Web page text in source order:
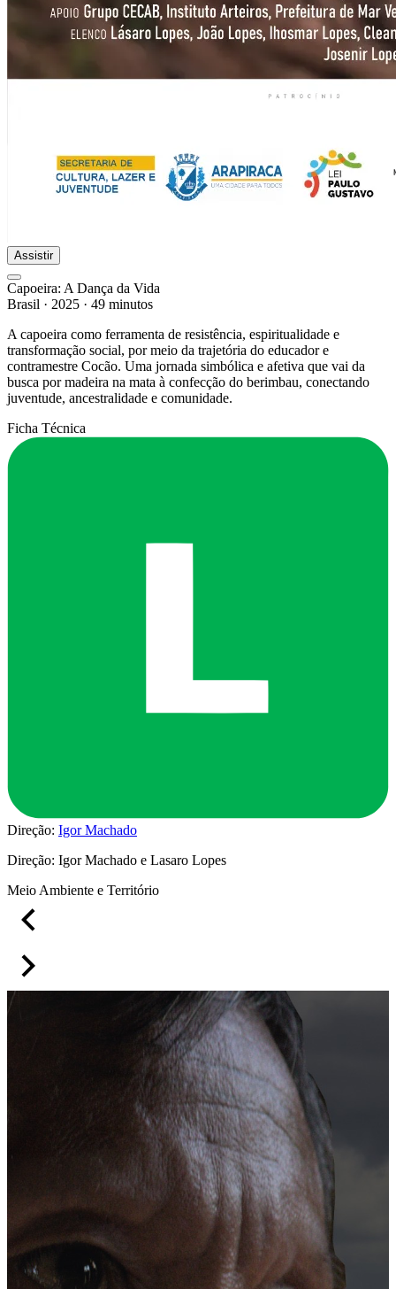
Assistir
Capoeira: A Dança da Vida
Brasil · 2025 · 49 minutos
A capoeira como ferramenta de resistência, espiritualidade e
transformação social, por meio da trajetória do educador e
contramestre Cocão. Uma jornada simbólica e afetiva que vai da
busca por madeira na mata à confecção do berimbau, conectando
juventude, ancestralidade e comunidade.
Ficha Técnica
Direção: Igor Machado
Direção: Igor Machado e Lasaro Lopes
Meio Ambiente e Território